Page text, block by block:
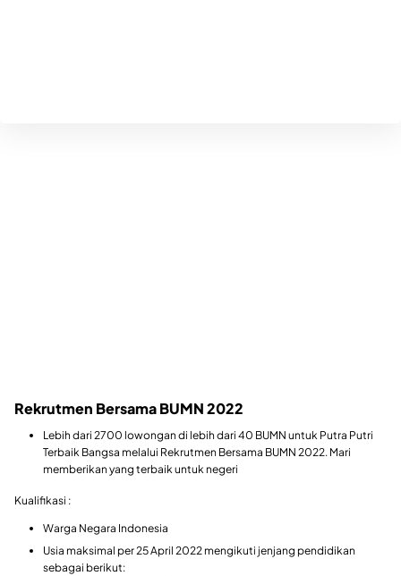
Rekrutmen Bersama BUMN 2022
Lebih dari 2700 lowongan di lebih dari 40 BUMN untuk Putra Putri
Terbaik Bangsa melalui Rekrutmen Bersama BUMN 2022. Mari
memberikan yang terbaik untuk negeri
Kualifikasi :
Warga Negara Indonesia
Usia maksimal per 25 April 2022 mengikuti jenjang pendidikan
sebagai berikut: